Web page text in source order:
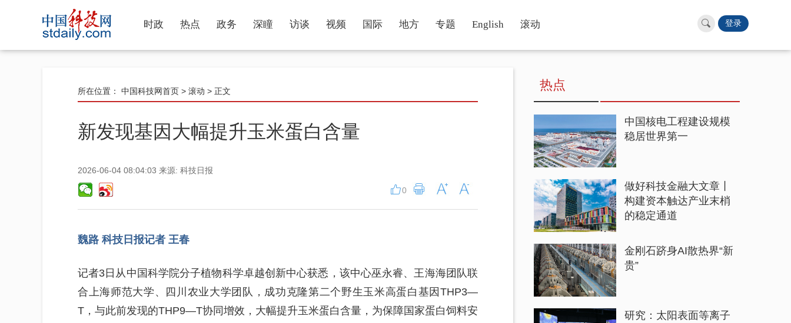
时政 热点 政务 深瞳 访谈 视频 国际 地方 专题 English 滚动 登录
所在位置： 中国科技网首页 > 滚动 > 正文
新发现基因大幅提升玉米蛋白含量
2026-06-04 08:04:03 来源: 科技日报
0
魏路 科技日报记者 王春
记者3日从中国科学院分子植物科学卓越创新中心获悉，该中心巫永睿、王海海团队联
合上海师范大学、四川农业大学团队，成功克隆第二个野生玉米高蛋白基因THP3—
T，与此前发现的THP9—T协同增效，大幅提升玉米蛋白含量，为保障国家蛋白饲料安
热点
中国核电工程建设规模
稳居世界第一
做好科技金融大文章丨
构建资本触达产业末梢
的稳定通道
金刚石跻身AI散热界“新
贵”
研究：太阳表面等离子